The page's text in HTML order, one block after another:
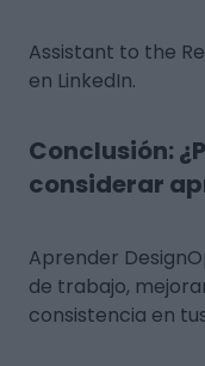
Assistant to the
en LinkedIn.
Conclusión:
considerar
Aprender
de trabajo,
consistencia en